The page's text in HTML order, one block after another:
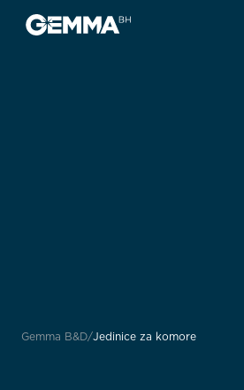
Gemma B&D Jedinice za komore